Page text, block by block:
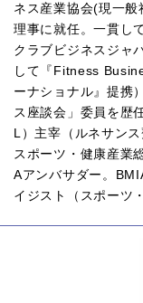
ネス産業協会(現一
理事に就任。一貫し
クラブビジネスジャ
して『Fitness
ーナショナル』提携
ス座談会」委員を歴
L）主宰（ルネサン
スポーツ・健康産業
Aアンバサダー。
イジスト（スポーツ